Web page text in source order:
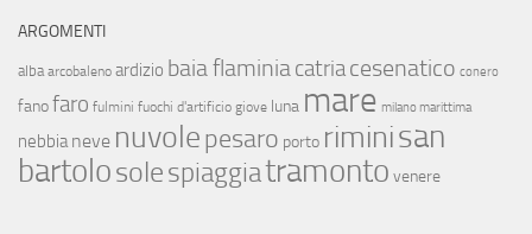
ARGOMENTI
alba arcobaleno ardizio baia flaminiacatriacesenatico conero
fanofaro fulmini fuochi d'artificio giove luna mare milano marittima
nebbia neve nuvolepesaro porto riminisan
bartolosolespiaggiatramonto venere